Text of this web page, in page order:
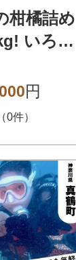
柑橘詰め
いろん
農家
【先行
円
0件）